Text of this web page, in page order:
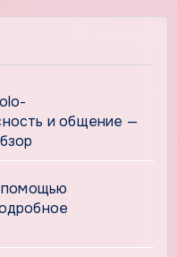
и общение —
помощью